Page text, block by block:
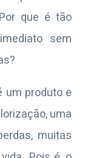
que é tão
sem
um produto e
uma
muitas